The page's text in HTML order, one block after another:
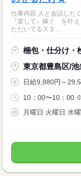
仕事内容 人と会話したくないな..... 疲れるのは嫌だな。。。 など
『楽して』稼ぐ を叶えます。 人気のお仕事の為、
ただいてるスタ...
梱包・仕分け・
東京都豊島区/池
日給9,880円～
10：00〜10：00
月曜日 火曜日 水